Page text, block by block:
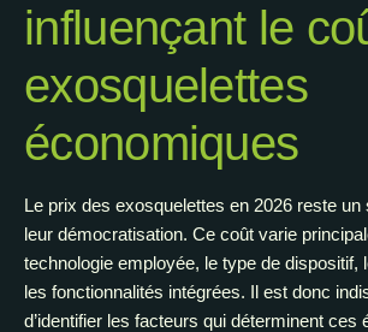
influençant le
exosquelettes
économiques
Le prix des exosquelettes en 2026 reste un
leur démocratisation. Ce coût varie
technologie employée, le type de dispositif,
les fonctionnalités intégrées. Il est donc
d’identifier les facteurs qui déterminent ces